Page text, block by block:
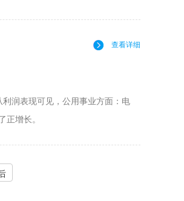
查看详细
润表现可见，公用事业方面：电
增长。